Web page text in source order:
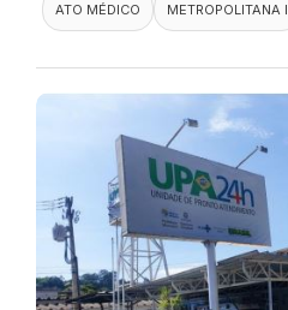
ATO MÉDICO
METROPOLITANA I